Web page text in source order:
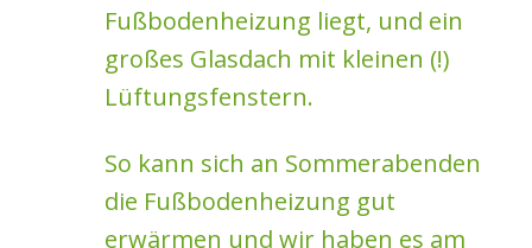
Fußbodenheizung liegt, und ein
großes Glasdach mit kleinen (!)
Lüftungsfenstern.
So kann sich an Sommerabenden
die Fußbodenheizung gut
erwärmen und wir haben es am